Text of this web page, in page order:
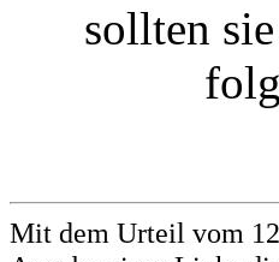
sollten
Mit dem Urteil vom